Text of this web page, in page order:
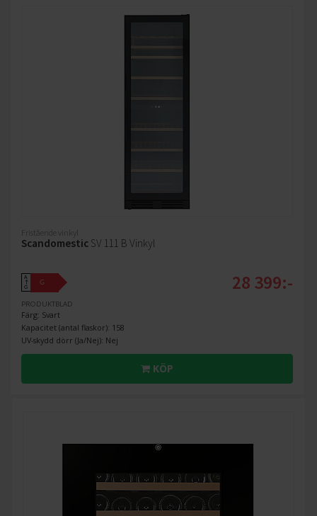
Fristående vinkyl
Scandomestic SV 111 B Vinkyl
A
↑
G
G
PRODUKTBLAD
Färg: Svart
Kapacitet (antal flaskor): 158
UV-skydd dörr (Ja/Nej): Nej
28 399:-
KÖP